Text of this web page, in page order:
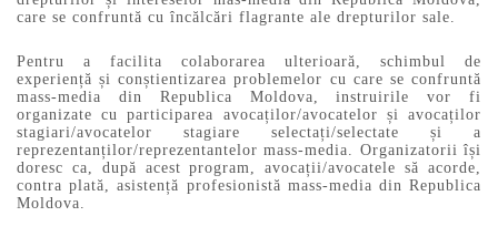
care se confruntă cu încălcări flagrante ale drepturilor sale.
Pentru a facilita colaborarea ulterioară, schimbul de
experiență și conștientizarea problemelor cu care se confruntă
mass-media din Republica Moldova, instruirile vor fi
organizate cu participarea avocaților/avocatelor și avocaților
stagiari/avocatelor stagiare selectați/selectate și a
reprezentanților/reprezentantelor mass-media. Organizatorii își
doresc ca, după acest program, avocații/avocatele să acorde,
contra plată, asistență profesionistă mass-media din Republica
Moldova.